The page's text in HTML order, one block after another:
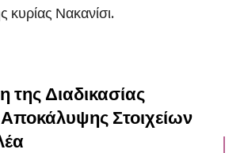
Νακανίσι.
της Διαδικασίας
Στοιχείων